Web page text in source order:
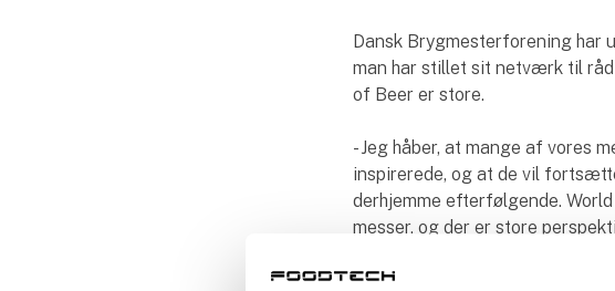
Dansk Brygmesterforening har
man har stillet sit netværk til
of Beer er store.
- Jeg håber, at mange af vores
inspirerede, og at de vil
derhjemme efterfølgende.
messer, og der er store